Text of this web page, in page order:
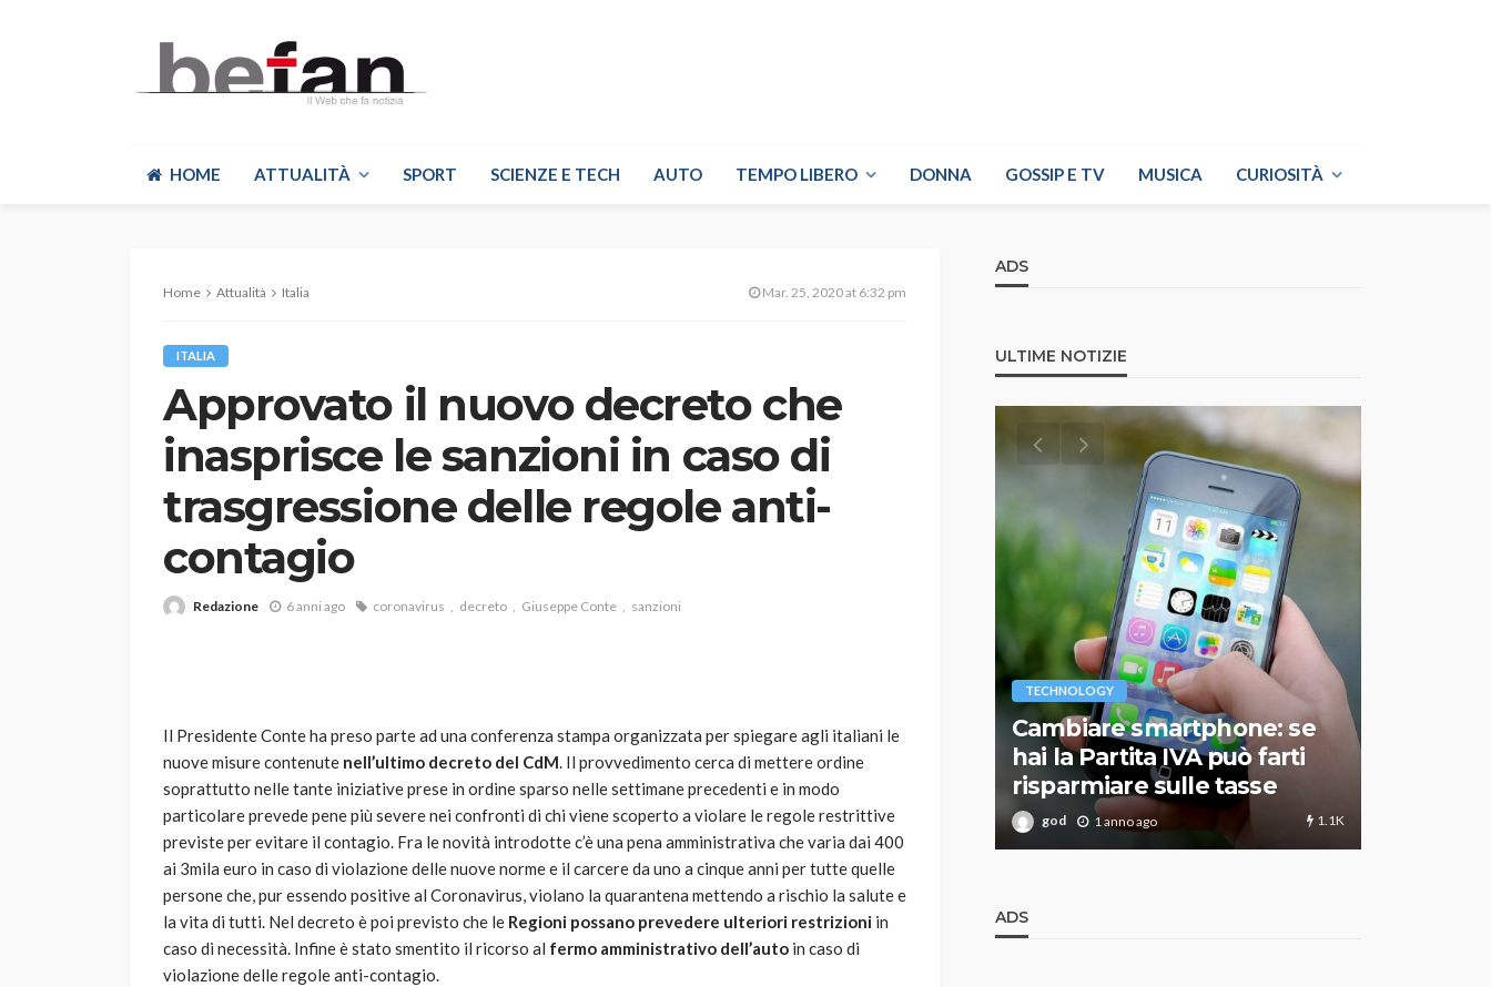
HOME ATTUALITÀ SPORT SCIENZE E TECH AUTO TEMPO LIBERO DONNA GOSSIP E TV MUSICA CURIOSITÀ
Home Attualità Italia Mar. 25, 2020 at 6:32 pm
ITALIA
Approvato il nuovo decreto che
inasprisce le sanzioni in caso di
trasgressione delle regole anti-
contagio
Redazione 6 anni ago coronavirus decreto Giuseppe Conte sanzioni
Il Presidente Conte ha preso parte ad una conferenza stampa organizzata per spiegare agli italiani le
nuove misure contenute nell’ultimo decreto del CdM. Il provvedimento cerca di mettere ordine
soprattutto nelle tante iniziative prese in ordine sparso nelle settimane precedenti e in modo
particolare prevede pene più severe nei confronti di chi viene scoperto a violare le regole restrittive
previste per evitare il contagio. Fra le novità introdotte c’è una pena amministrativa che varia dai 400
ai 3mila euro in caso di violazione delle nuove norme e il carcere da uno a cinque anni per tutte quelle
persone che, pur essendo positive al Coronavirus, violano la quarantena mettendo a rischio la salute e
la vita di tutti. Nel decreto è poi previsto che le Regioni possano prevedere ulteriori restrizioni in
caso di necessità. Infine è stato smentito il ricorso al fermo amministrativo dell’auto in caso di
violazione delle regole anti-contagio.
ADS
ULTIME NOTIZIE
Robot tagliaerba: quale
scegliere per il tuo prato
god 1 anno ago 784
passione per
l’automobilismo
abbracciano la stessa causa
god 9 mesi ago
TECHNOLOGY
Cambiare smartphone: se
hai la Partita IVA può farti
risparmiare sulle tasse
god 1 anno ago 1.1K
ADS